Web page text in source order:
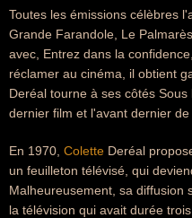
Toutes les émissions célèbres
Grande Farandole, Le
avec, Entrez dans la
réclamer au cinéma, il obtient
Deréal tourne à ses côtés
dernier film et l'avant dernier de
En 1970, Colette Deréal
un feuilleton télévisé, qui
Malheureusement, sa diffusion
la télévision qui avait durée